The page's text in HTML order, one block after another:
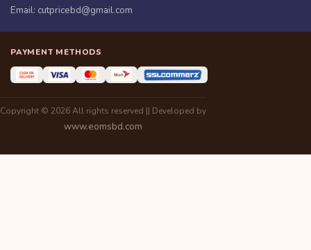
Email: cutpricebd@gmail.com
PAYMENT METHODS
Copyright © 2026 All rights reserved || Developed by
www.eomsbd.com